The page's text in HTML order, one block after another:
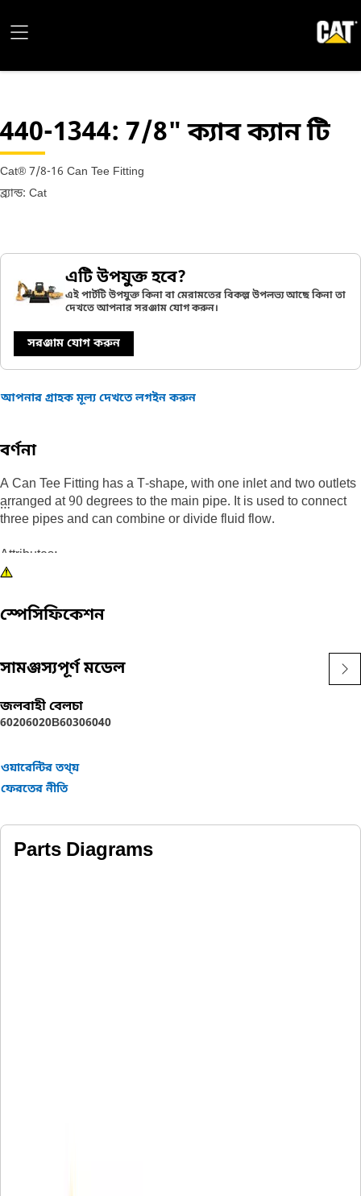
440-1344: 7/8" ক্যাব ক্যান টি
Cat® 7/8-16 Can Tee Fitting
ব্র্যান্ড: Cat
এটি উপযুক্ত হবে?
এই পার্টটি উপযুক্ত কিনা বা মেরামতের বিকল্প উপলভ্য আছে কিনা তা
দেখতে আপনার সরঞ্জাম যোগ করুন।
সরঞ্জাম যোগ করুন
আপনার গ্রাহক মূল্য দেখতে লগইন করুন
বর্ণনা
A Can Tee Fitting has a T-shape, with one inlet and two outlets
arranged at 90 degrees to the main pipe. It is used to connect
three pipes and can combine or divide fluid flow.
Attributes:
• Provided with a fastener of size M4 for secure fastening
reliable
A Can Tee Fitting is used for connecting three pipes of the
same size or different sizes, changing the direction of a pipe
run, or both.
স্পেসিফিকেশন
সামঞ্জস্যপূর্ণ মডেল
জলবাহী বেলচা
60206020B60306040
ওয়ারেন্টির তথ্য়
ফেরতের নীতি
Parts Diagrams